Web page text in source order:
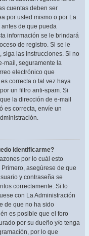
cuentas deben ser
por usted mismo o por La
de que pueda
información se le brindará
de registro. Si se le
siga las instrucciones. Si no
mail, seguramente la
electrónico que
correcta o tal vez haya
un filtro anti-spam. Si
la dirección de e-mail
es correcta, envíe un
identificarme?
por lo cuál esto
asegúrese de que
y contraseña se
correctamente. Si lo
con La Administración
de que no ha sido
es posible que el foro
por su dueño y/o tenga
por lo que